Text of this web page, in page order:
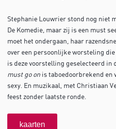
Stephanie Louwrier stond nog niet
De Komedie, maar zij is een must
moet het ondergaan, haar
over een persoonlijke worsteling
is deze voorstelling geselecteerd in
must go on is taboedoorbrekend en
sexy. En muzikaal, met Christiaan
feest zonder laatste ronde.
kaarten